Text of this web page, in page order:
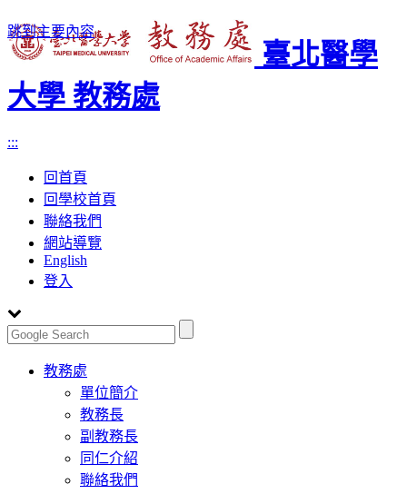
跳到主要內容
臺北醫學
大學 教務處
:::
回首頁
回學校首頁
聯絡我們
網站導覽
English
登入
Toggle
navigation
教務處
單位簡介
教務長
副教務長
同仁介紹
聯絡我們